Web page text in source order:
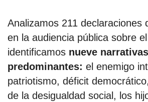
Analizamos 211 declaraciones
en la audiencia pública sobre
identificamos nueve narrativas
predominantes: el enemigo
patriotismo, déficit
de la desigualdad social, los